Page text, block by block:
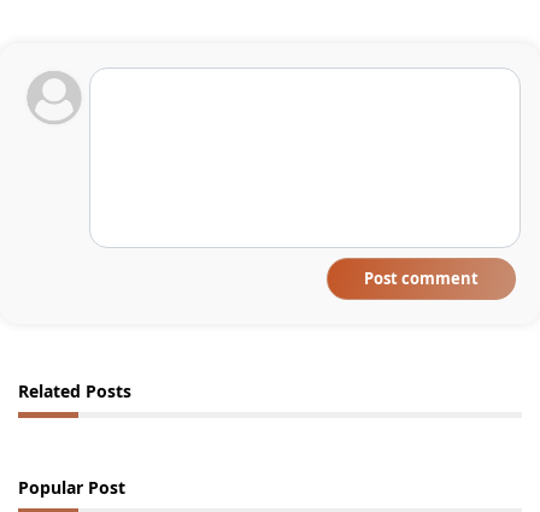
Post comment
Related Posts
Popular Post